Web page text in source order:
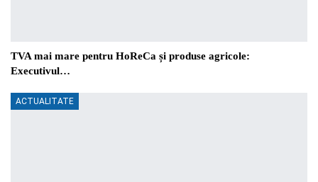
TVA mai mare pentru HoReCa și produse agricole:
Executivul…
ACTUALITATE